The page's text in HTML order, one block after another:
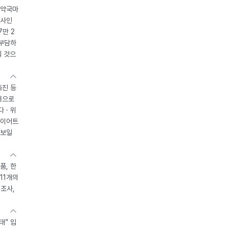
국마
인
만 2
담하
것으
진 등
로
· 위
어트
일
, 한
개의
사,
” 입